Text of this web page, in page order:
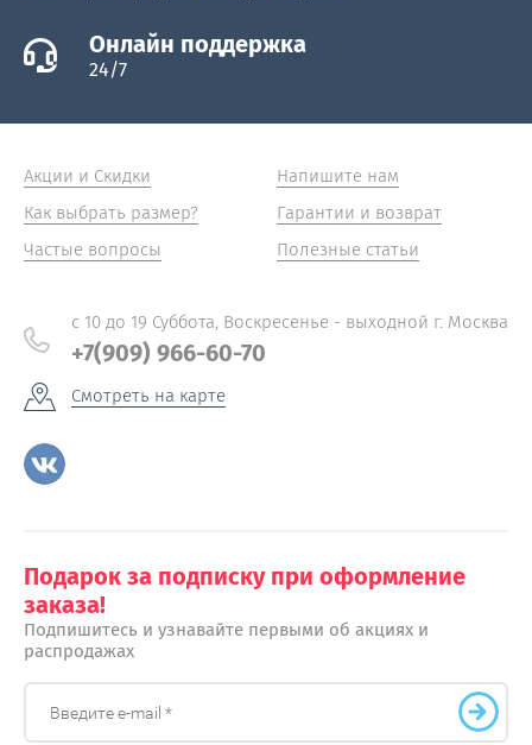
Онлайн поддержка
24/7
Акции и Скидки
Как выбрать размер?
Частые вопросы
Напишите нам
Гарантии и возврат
Полезные статьи
с 10 до 19 Суббота, Воскресенье - выходной г. Москва
+7(909) 966-60-70
Смотреть на карте
Подарок за подписку при оформление
заказа!
Подпишитесь и узнавайте первыми об акциях и
распродажах